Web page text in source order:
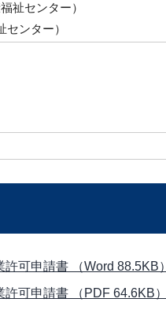
祉センター）
ンター）
可申請書 （Word 88.5KB）
可申請書 （PDF 64.6KB）